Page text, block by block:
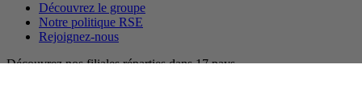
Découvrez le groupe
Notre politique RSE
Rejoignez-nous
Découvrez nos filiales réparties dans 17 pays.